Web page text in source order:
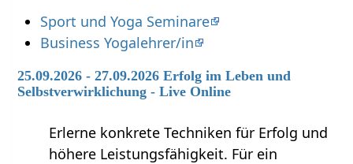
Sport und Yoga Seminare
Business Yogalehrer/in
25.09.2026 - 27.09.2026 Erfolg im Leben und
Selbstverwirklichung - Live Online
Erlerne konkrete Techniken für Erfolg und
höhere Leistungsfähigkeit. Für ein